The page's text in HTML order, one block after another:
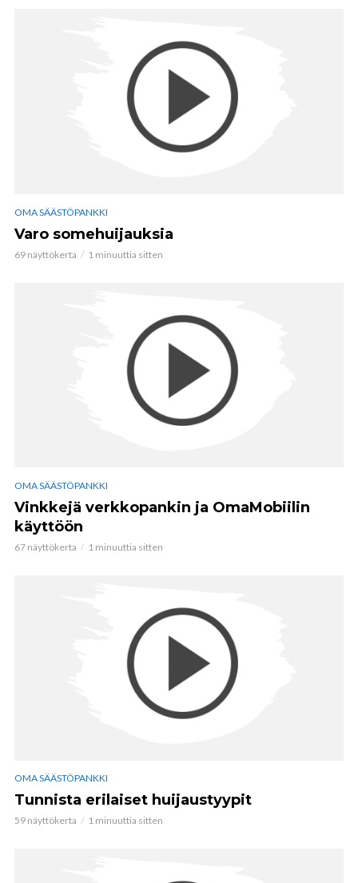
OMA SÄÄSTÖPANKKI
Varo somehuijauksia
69 näyttökerta 1 minuuttia sitten
OMA SÄÄSTÖPANKKI
Vinkkejä verkkopankin ja OmaMobiilin
käyttöön
67 näyttökerta 1 minuuttia sitten
OMA SÄÄSTÖPANKKI
Tunnista erilaiset huijaustyypit
59 näyttökerta 1 minuuttia sitten